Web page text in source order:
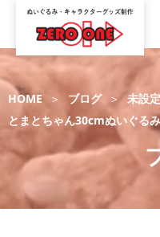
HOME ブログ 未設定
とまとちゃん30cmぬいぐるみ